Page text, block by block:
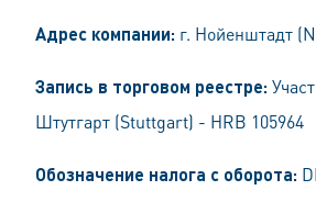
Адрес компании: г. Нойенштадт
Запись в торговом реестре:
Штутгарт (Stuttgart) - HRB 105964
Обозначение налога с оборота: